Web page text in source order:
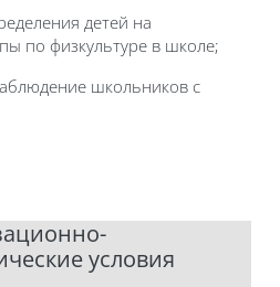
детей на
по физкультуре в школе;
школьников с
условия